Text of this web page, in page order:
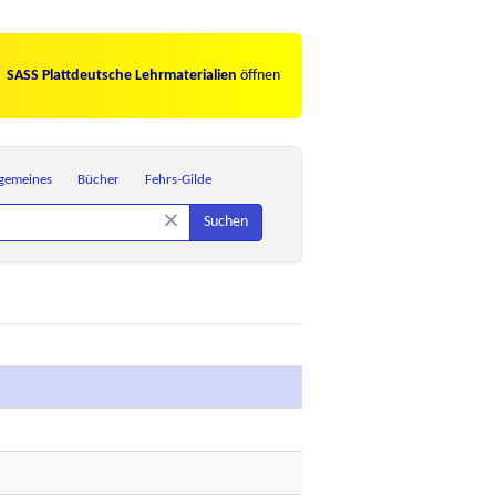
SASS Plattdeutsche Lehrmaterialien öffnen
Bücher Fehrs-Gilde
× Suchen